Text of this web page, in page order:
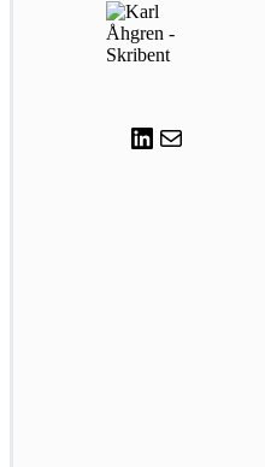
LinkedIn
E-post